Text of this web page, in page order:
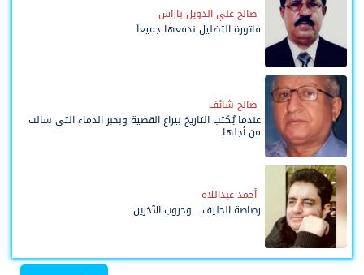
صالح علي الدويل باراس
فاتورة التضليل ندفعها جميعاً
صالح شائف
عندما يُكتب التاريخ بيراع القضية وبحبر الدماء التي سالت
من أجلها
أحمد عبداللاه
رصاصة الحليف... وحروب الآخرين